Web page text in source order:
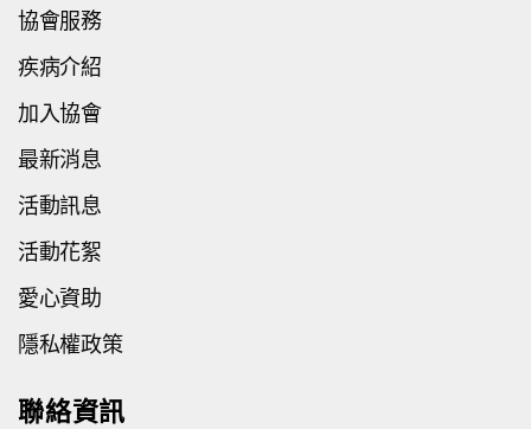
協會服務
疾病介紹
加入協會
最新消息
活動訊息
活動花絮
愛心資助
隱私權政策
聯絡資訊